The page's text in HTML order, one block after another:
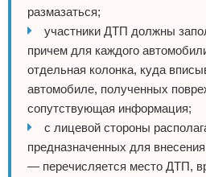
размазаться;
участники ДТП должны
причем для каждого
отдельная колонка, куда
автомобиле, полученных
сопутствующая информация;
с лицевой стороны
предназначенных для
— перечисляется место ДТП,